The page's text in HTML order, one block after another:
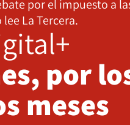
por el impuesto a
La Tercera.
por
meses